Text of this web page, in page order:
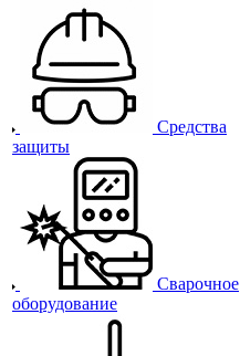
Средства
защиты
Сварочное
оборудование